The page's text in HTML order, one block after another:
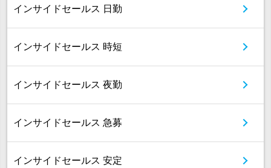
インサイドセールス 日勤
インサイドセールス 時短
インサイドセールス 夜勤
インサイドセールス 急募
インサイドセールス 安定